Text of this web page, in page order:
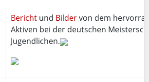
Bericht und Bildervon dem
Aktiven bei der deutschen
Jugendlichen.